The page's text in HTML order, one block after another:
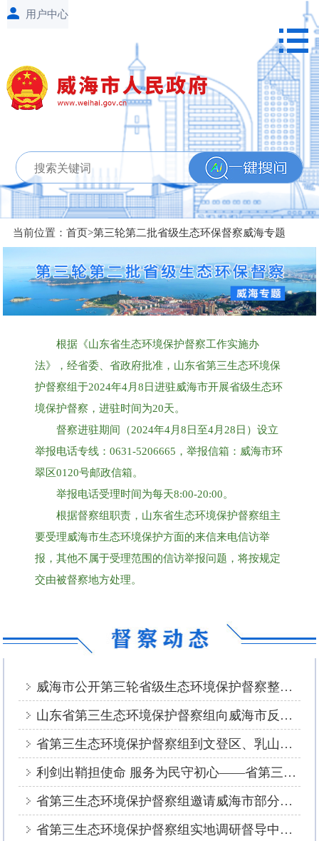
当前位置：首页>第三轮第二批省级生态环保督察威海专题
根据《山东省生态环境保护督察工作实施办
法》，经省委、省政府批准，山东省第三生态环境保
护督察组于2024年4月8日进驻威海市开展省级生态环
境保护督察，进驻时间为20天。
督察进驻期间（2024年4月8日至4月28日）设立
举报电话专线：0631-5206665，举报信箱：威海市环
翠区0120号邮政信箱。
举报电话受理时间为每天8:00-20:00。
根据督察组职责，山东省生态环境保护督察组主
要受理威海市生态环境保护方面的来信来电信访举
报，其他不属于受理范围的信访举报问题，将按规定
交由被督察地方处理。
威海市公开第三轮省级生态环境保护督察整改方案
山东省第三生态环境保护督察组向威海市反馈督察情况
省第三生态环境保护督察组到文登区、乳山市下沉督察并督导交办信访件整改
利剑出鞘担使命 服务为民守初心——省第三生态环境保护督察组临时党支部赴荣成市开展主题党日活动
省第三生态环境保护督察组邀请威海市部分人大代表、政协委员座谈交流
省第三生态环境保护督察组实地调研督导中央生态环境保护督察整改工作